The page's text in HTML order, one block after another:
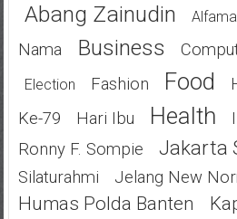
Abang Zainudin
Nama
Business
Election Fashion Food
Ke-79
Hari Ibu Health
Ronny F. Sompie
Jakarta
Silaturahmi
Jelang New
Humas Polda Banten